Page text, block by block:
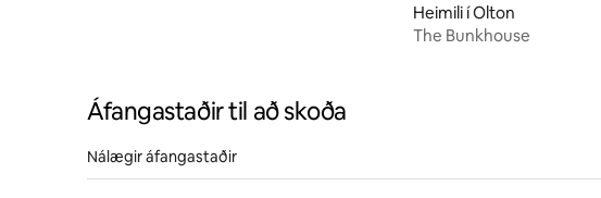
Heimili í Olton
The Bunkhouse
Áfangastaðir til að skoða
Nálægir áfangastaðir